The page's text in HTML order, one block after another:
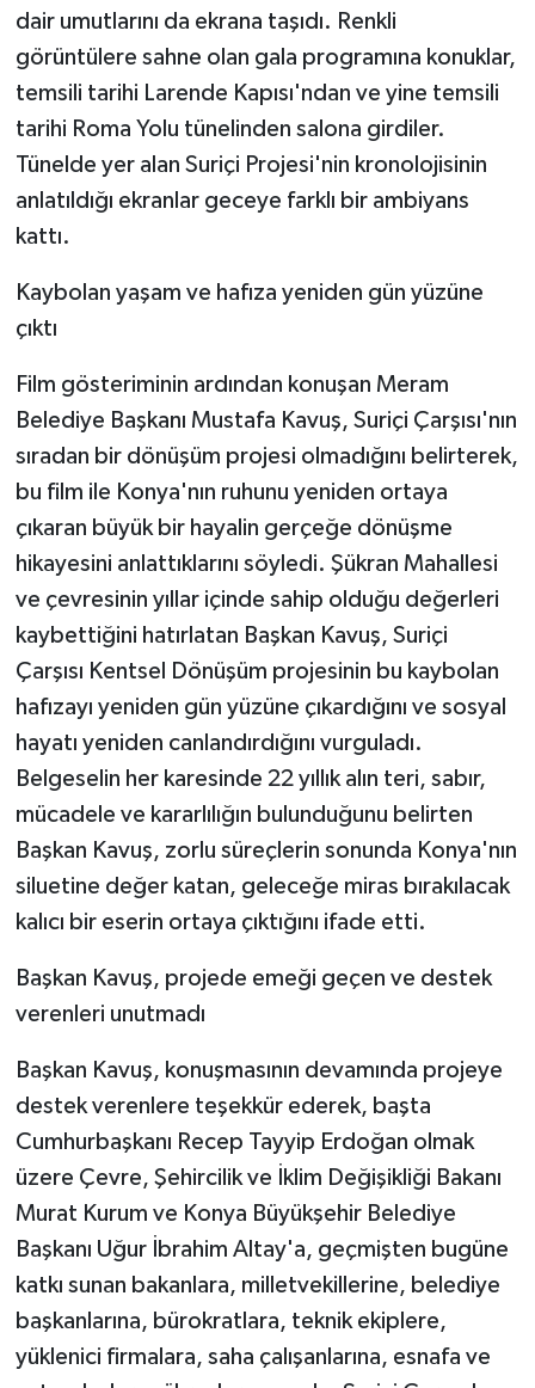
dair umutlarını da ekrana taşıdı. Renkli
görüntülere sahne olan gala programına konuklar,
temsili tarihi Larende Kapısı'ndan ve yine temsili
tarihi Roma Yolu tünelinden salona girdiler.
Tünelde yer alan Suriçi Projesi'nin kronolojisinin
anlatıldığı ekranlar geceye farklı bir ambiyans
kattı.
Kaybolan yaşam ve hafıza yeniden gün yüzüne
çıktı
Film gösteriminin ardından konuşan Meram
Belediye Başkanı Mustafa Kavuş, Suriçi Çarşısı'nın
sıradan bir dönüşüm projesi olmadığını belirterek,
bu film ile Konya'nın ruhunu yeniden ortaya
çıkaran büyük bir hayalin gerçeğe dönüşme
hikayesini anlattıklarını söyledi. Şükran Mahallesi
ve çevresinin yıllar içinde sahip olduğu değerleri
kaybettiğini hatırlatan Başkan Kavuş, Suriçi
Çarşısı Kentsel Dönüşüm projesinin bu kaybolan
hafızayı yeniden gün yüzüne çıkardığını ve sosyal
hayatı yeniden canlandırdığını vurguladı.
Belgeselin her karesinde 22 yıllık alın teri, sabır,
mücadele ve kararlılığın bulunduğunu belirten
Başkan Kavuş, zorlu süreçlerin sonunda Konya'nın
siluetine değer katan, geleceğe miras bırakılacak
kalıcı bir eserin ortaya çıktığını ifade etti.
Başkan Kavuş, projede emeği geçen ve destek
verenleri unutmadı
Başkan Kavuş, konuşmasının devamında projeye
destek verenlere teşekkür ederek, başta
Cumhurbaşkanı Recep Tayyip Erdoğan olmak
üzere Çevre, Şehircilik ve İklim Değişikliği Bakanı
Murat Kurum ve Konya Büyükşehir Belediye
Başkanı Uğur İbrahim Altay'a, geçmişten bugüne
katkı sunan bakanlara, milletvekillerine, belediye
başkanlarına, bürokratlara, teknik ekiplere,
yüklenici firmalara, saha çalışanlarına, esnafa ve